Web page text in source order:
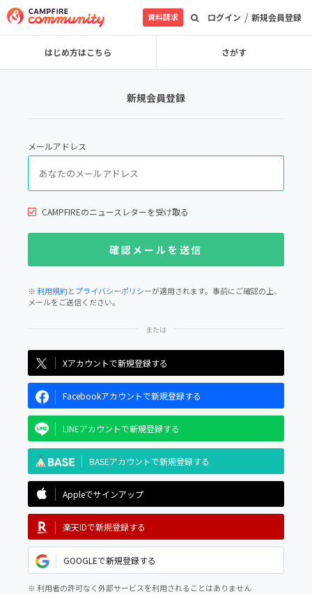
ログイン / 新規会員登録
資料請求
はじめ方はこちら さがす
新規会員登録
メールアドレス
CAMPFIREのニュースレターを受け取る
※利用規約とプライバシーポリシーが適用されます。事前にご確認の上、
メールをご送信ください。
Xアカウントで新規登録する
Facebookアカウントで新規登録する
LINEアカウントで新規登録する
BASEアカウントで新規登録する
Appleでサインアップ
楽天IDで新規登録する
GOOGLEで新規登録する
※ 利用者の許可なく外部サービスを利用されることはありません